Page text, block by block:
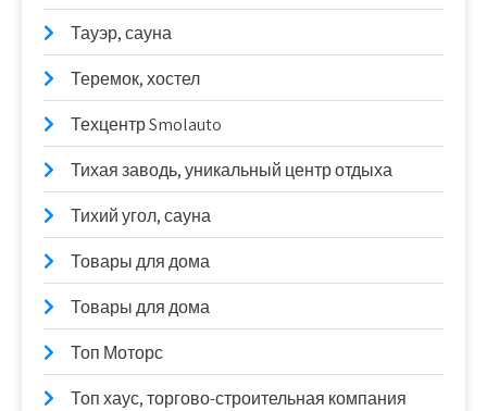
Тауэр, сауна
Теремок, хостел
Техцентр Smolauto
Тихая заводь, уникальный центр отдыха
Тихий угол, сауна
Товары для дома
Товары для дома
Топ Моторс
Топ хаус, торгово-строительная компания